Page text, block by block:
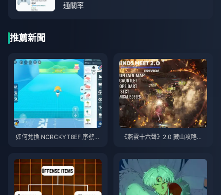
通關率
推薦新聞
如何兌換 NCRCKYT8EF 序號以
《燕雲十六聲》2.0 藏山攻略指